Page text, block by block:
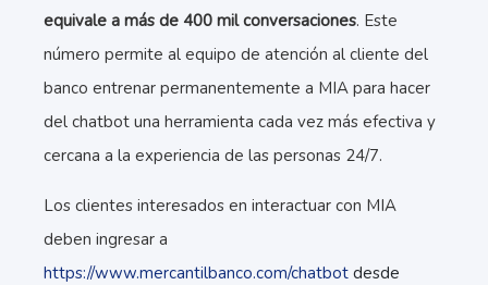
equivale a más de 400 mil conversaciones. Este
número permite al equipo de atención al cliente del
banco entrenar permanentemente a MIA para hacer
del chatbot una herramienta cada vez más efectiva y
cercana a la experiencia de las personas 24/7.
Los clientes interesados en interactuar con MIA
deben ingresar a
https://www.mercantilbanco.com/chatbot desde